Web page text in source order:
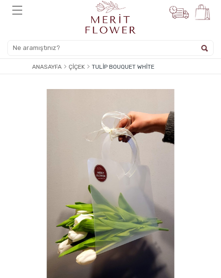
ANASAYFA ÇIÇEK TULIP BOUQUET WHITE